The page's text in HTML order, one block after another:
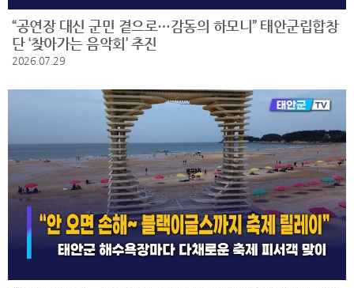
“공연장 대신 군민 곁으로…감동의 하모니” 태안군립합창
단 ‘찾아가는 음악회’ 추진
2026.07.29